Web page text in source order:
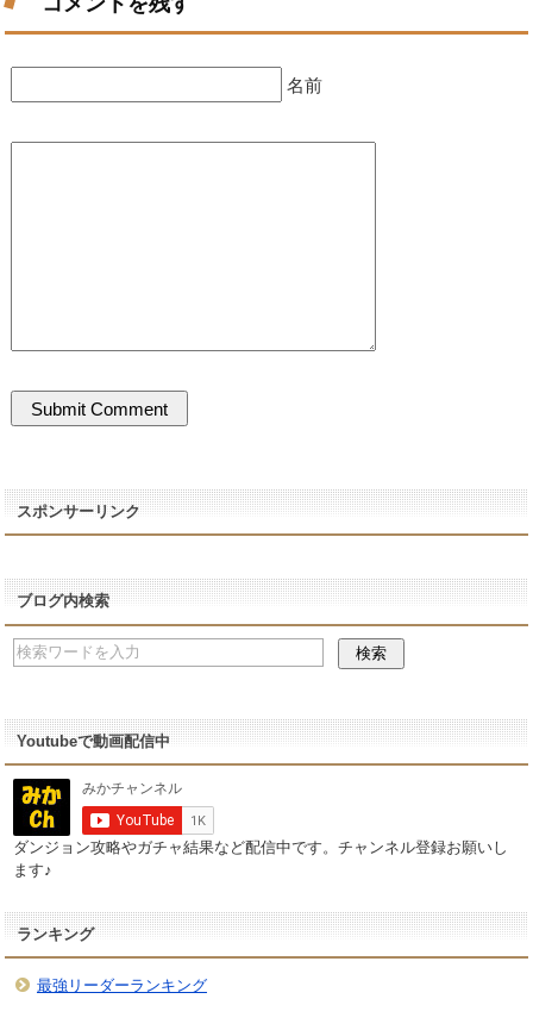
名前
スポンサーリンク
ブログ内検索
Youtubeで動画配信中
ダンジョン攻略やガチャ結果など配信中です。チャンネル登録お願いし
ます♪
ランキング
最強リーダーランキング